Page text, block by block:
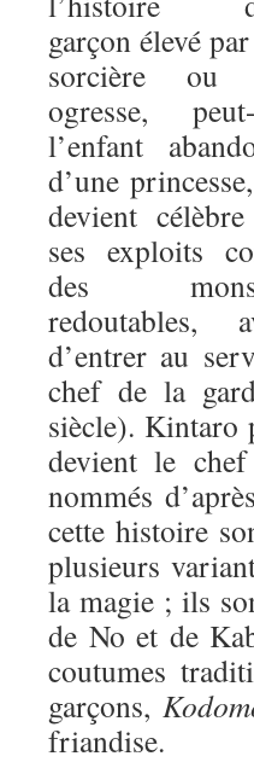
garçon élevé
sorcière ou
ogresse,
l’enfant
d’une
devient
ses exploits
des
redoutables,
d’entrer au
chef de la
siècle). Kintaro
devient le chef
nommés
cette histoire
plusieurs
la magie ; ils
de No et de
coutumes
garçons,
friandise.